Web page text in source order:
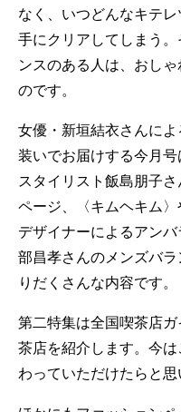
なく、いつどんなキテ
手にクリアしてしまう
ンスのある人は、おし
のです。
女優・新垣結衣さんに
装いでお届けする今月号
スタイリスト飯島朋子
ページ、〈キムヘキム
デザイナーによるアン
部昌孝さんのメンズバ
りだくさんな内容です。
第二特集は全国喫茶店
茶店を紹介します。今
わっていただけたらと思